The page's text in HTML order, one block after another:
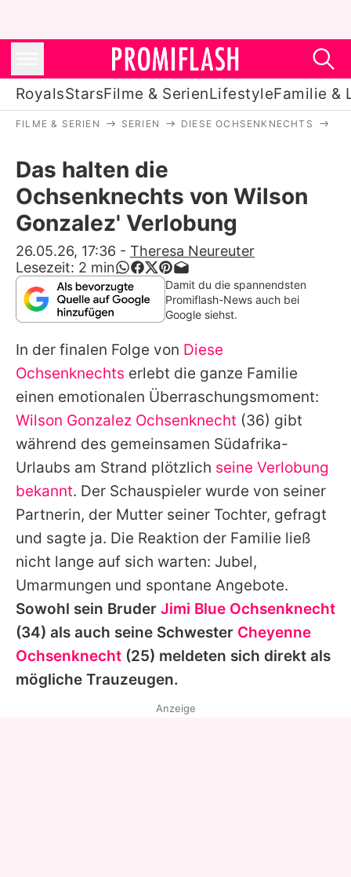
RoyalsStarsFilme & SerienLifestyleFamilie &
Stars
Filme & Serien
Lifestyle
Familie & Liebe
Promiflash Exklusiv
Alle Themen auf Promiflash
Jobs
App runterladen
Team
Redaktionelle Richtlinien
Impressum
Datenschutzerklärung
Nutzungsbedingungen
Utiq verwalten
FILME & SERIEN SERIEN DIESE OCHSENKNECHTS
Das halten die
Ochsenknechts von Wilson
Gonzalez' Verlobung
26.05.26, 17:36 - Theresa Neureuter
Lesezeit: 2 min
Damit du die spannendsten
Promiflash-News auch bei
Google siehst.
In der finalen Folge von Diese
Ochsenknechts erlebt die ganze Familie
einen emotionalen Überraschungsmoment:
Wilson Gonzalez Ochsenknecht (36) gibt
während des gemeinsamen Südafrika-
Urlaubs am Strand plötzlich seine Verlobung
bekannt. Der Schauspieler wurde von seiner
Partnerin, der Mutter seiner Tochter, gefragt
und sagte ja. Die Reaktion der Familie ließ
nicht lange auf sich warten: Jubel,
Umarmungen und spontane Angebote.
Sowohl sein Bruder Jimi Blue Ochsenknecht
(34) als auch seine Schwester Cheyenne
Ochsenknecht (25) meldeten sich direkt als
mögliche Trauzeugen.
Anzeige